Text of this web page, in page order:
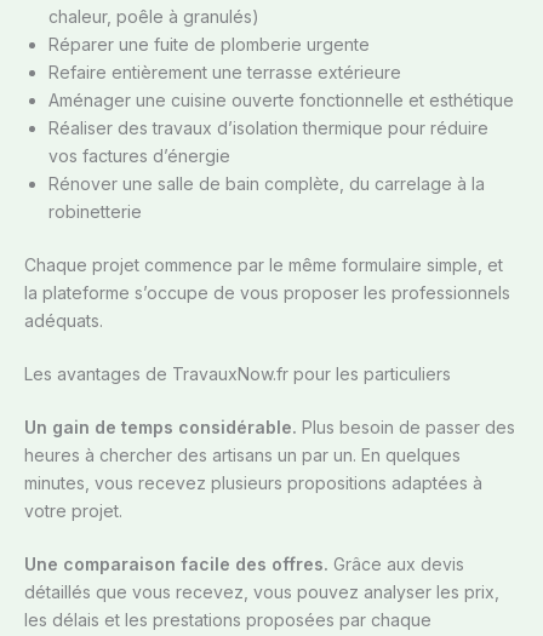
chaleur, poêle à granulés)
Réparer une fuite de plomberie urgente
Refaire entièrement une terrasse extérieure
Aménager une cuisine ouverte fonctionnelle et esthétique
Réaliser des travaux d’isolation thermique pour réduire
vos factures d’énergie
Rénover une salle de bain complète, du carrelage à la
robinetterie
Chaque projet commence par le même formulaire simple, et
la plateforme s’occupe de vous proposer les professionnels
adéquats.
Les avantages de TravauxNow.fr pour les particuliers
Un gain de temps considérable. Plus besoin de passer des
heures à chercher des artisans un par un. En quelques
minutes, vous recevez plusieurs propositions adaptées à
votre projet.
Une comparaison facile des offres. Grâce aux devis
détaillés que vous recevez, vous pouvez analyser les prix,
les délais et les prestations proposées par chaque